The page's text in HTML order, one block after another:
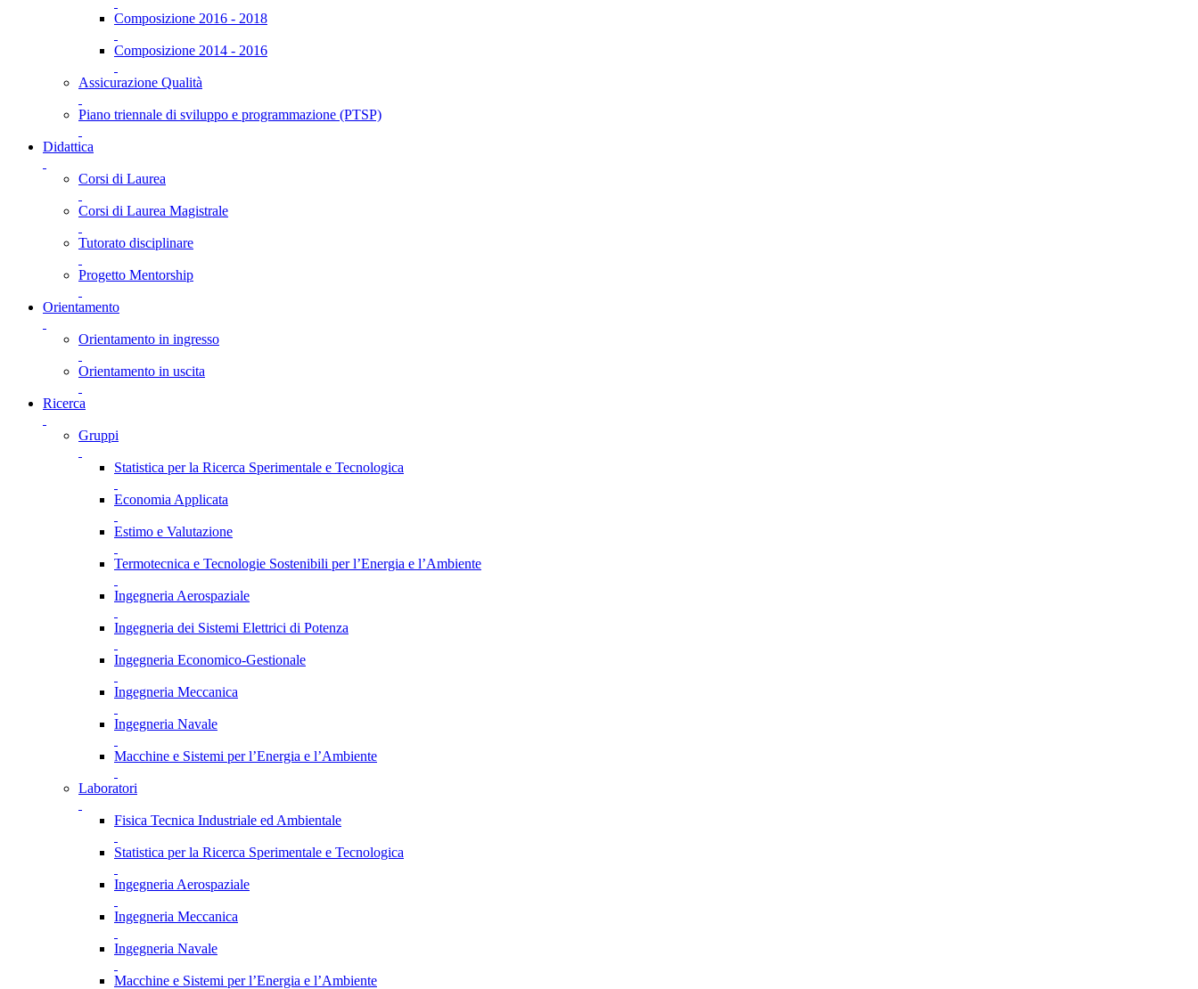
Composizione 2016 - 2018
Composizione 2014 - 2016
Assicurazione Qualità
Piano triennale di sviluppo e programmazione (PTSP)
Didattica
Corsi di Laurea
Corsi di Laurea Magistrale
Tutorato disciplinare
Progetto Mentorship
Orientamento
Orientamento in ingresso
Orientamento in uscita
Ricerca
Gruppi
Statistica per la Ricerca Sperimentale e Tecnologica
Economia Applicata
Estimo e Valutazione
Termotecnica e Tecnologie Sostenibili per l’Energia e l’Ambiente
Ingegneria Aerospaziale
Ingegneria dei Sistemi Elettrici di Potenza
Ingegneria Economico-Gestionale
Ingegneria Meccanica
Ingegneria Navale
Macchine e Sistemi per l’Energia e l’Ambiente
Laboratori
Fisica Tecnica Industriale ed Ambientale
Statistica per la Ricerca Sperimentale e Tecnologica
Ingegneria Aerospaziale
Ingegneria Meccanica
Ingegneria Navale
Macchine e Sistemi per l’Energia e l’Ambiente